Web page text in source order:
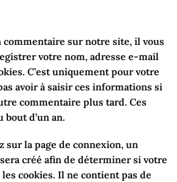
commentaire sur notre site, il vous
votre nom, adresse e-mail
C’est uniquement pour votre
avoir à saisir ces informations si
commentaire plus tard. Ces
d’un an.
sur la page de connexion, un
créé afin de déterminer si votre
cookies. Il ne contient pas de